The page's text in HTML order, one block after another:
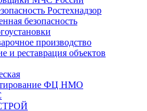
Ростехнадзор
безопасность
производство
и реставрация объектов
ФЦ НМО